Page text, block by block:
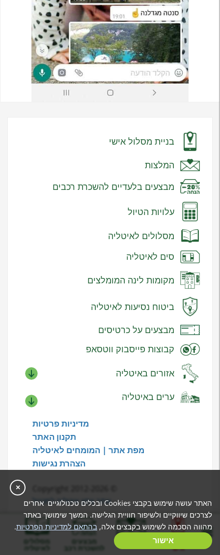
בניית מסלול אישי
המלצות
מבצעים בלעדיים להשכרת רכבים
עלויות הטיול
מסלולים לאיטליה
סים לאיטליה
מקומות לינה המומלצים
ביטוח נסיעות לאיטליה
מבצעים על כרטיסים
קבוצות פייסבוק ווטסאפ
אזורים באיטליה
ערים באיטליה
מדיניות פרטיות
תקנון האתר
מפת אתר | המומחים לאיטליה
הצהרת נגישות
-אתר צפון איטליה למטייל
בניית מסלול
אישי
מבצעים מסלולים
לאיטליה
×
האתר עושה שימוש בקבצי Cookies ובכלים טכנולוגיים אחרים
לצרכים שיווקיים ולשיפור חוויית הגלישה. המשך שימושך באתר
מהווה הסכמה לשימוש בקבצים אלה, בהתאם למדיניות הפרטיות.
אישור